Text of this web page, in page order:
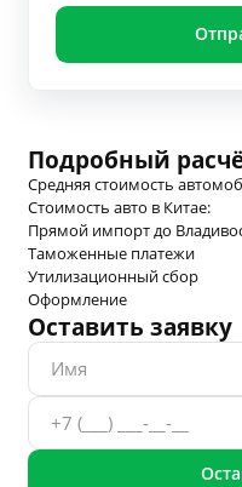
Подробный
Средняя стоимость
Стоимость авто в Китае:
Прямой импорт до
Таможенные платежи
Утилизационный сбор
Оформление
Оставить заявку